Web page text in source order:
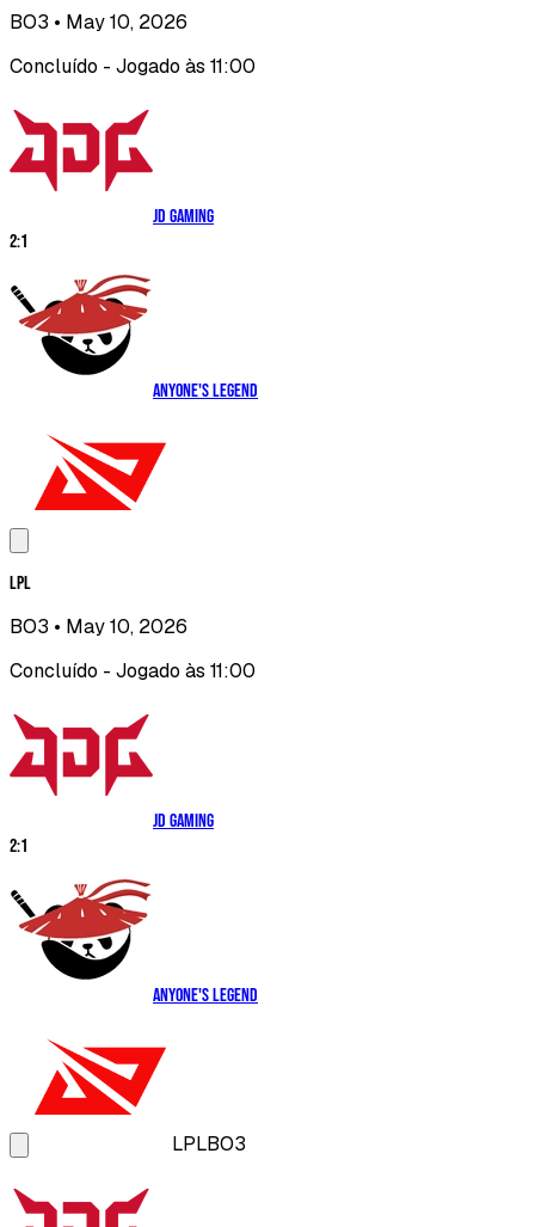
BO3 • May 10, 2026
Concluído - Jogado às 11:00
JD Gaming
2:1
Anyone's Legend
LPL
BO3 • May 10, 2026
Concluído - Jogado às 11:00
JD Gaming
2:1
Anyone's Legend
LPLBO3